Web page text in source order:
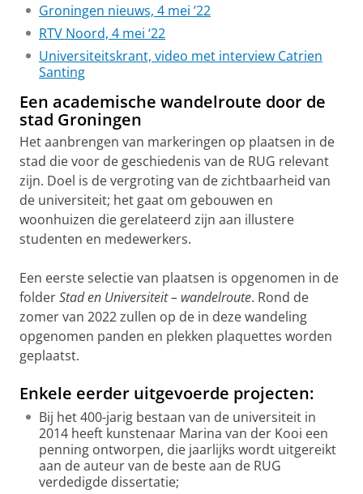
Groningen nieuws, 4 mei ’22
RTV Noord, 4 mei ‘22
Universiteitskrant, video met interview Catrien
Santing
Een academische wandelroute door de
stad Groningen
Het aanbrengen van markeringen op plaatsen in de
stad die voor de geschiedenis van de RUG relevant
zijn. Doel is de vergroting van de zichtbaarheid van
de universiteit; het gaat om gebouwen en
woonhuizen die gerelateerd zijn aan illustere
studenten en medewerkers.
Een eerste selectie van plaatsen is opgenomen in de
folderStad en Universiteit – wandelroute. Rond de
zomer van 2022 zullen op de in deze wandeling
opgenomen panden en plekken plaquettes worden
geplaatst.
Enkele eerder uitgevoerde projecten:
Bij het 400-jarig bestaan van de universiteit in
2014 heeft kunstenaar Marina van der Kooi een
penning ontworpen, die jaarlijks wordt uitgereikt
aan de auteur van de beste aan de RUG
verdedigde dissertatie;